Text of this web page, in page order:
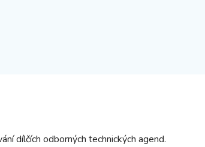
dílčích odborných technických agend.